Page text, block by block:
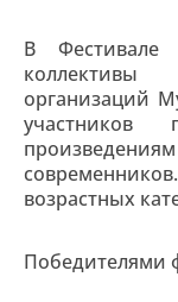
В Фестивале
коллективы
организаций
участников
возрастных
Победителями